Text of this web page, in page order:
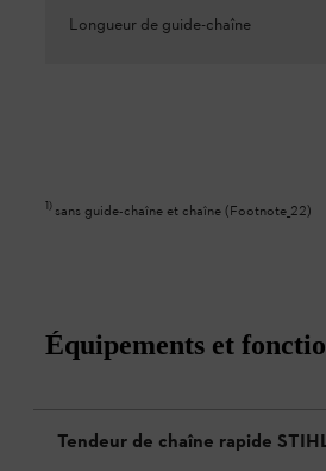
Longueur de guide-chaîne
1) sans guide-chaîne et chaîne (Footnote_22)
Équipements et
Tendeur de chaîne rapide